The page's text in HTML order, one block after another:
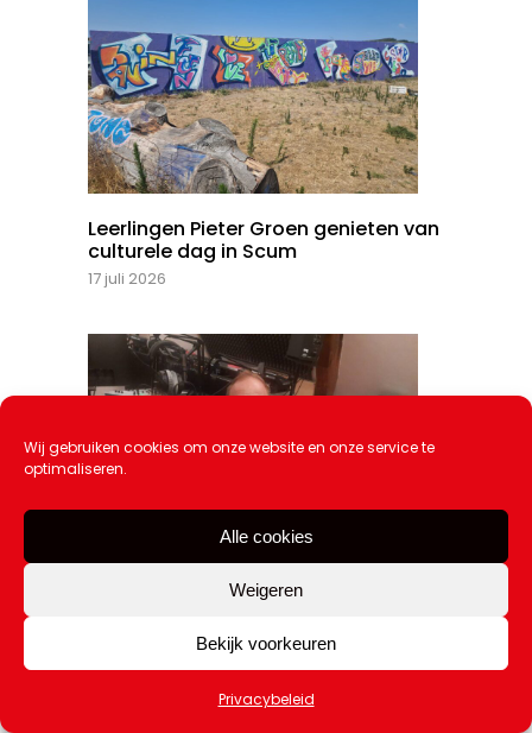
Wij gebruiken cookies om onze website en onze service te
optimaliseren.
Alle cookies
Weigeren
Bekijk voorkeuren
Privacybeleid
Leerlingen Pieter Groen genieten van
culturele dag in Scum
17 juli 2026